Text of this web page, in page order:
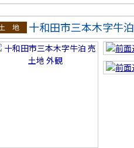
地
十和田市三本木字牛泊